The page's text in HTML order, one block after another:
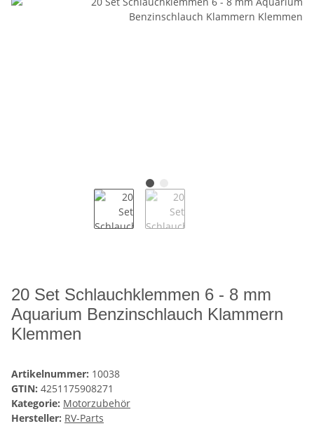
20 Set Schlauchklemmen 6 - 8 mm
Aquarium Benzinschlauch Klammern
Klemmen
Artikelnummer: 10038
GTIN: 4251175908271
Kategorie: Motorzubehör
Hersteller: RV-Parts